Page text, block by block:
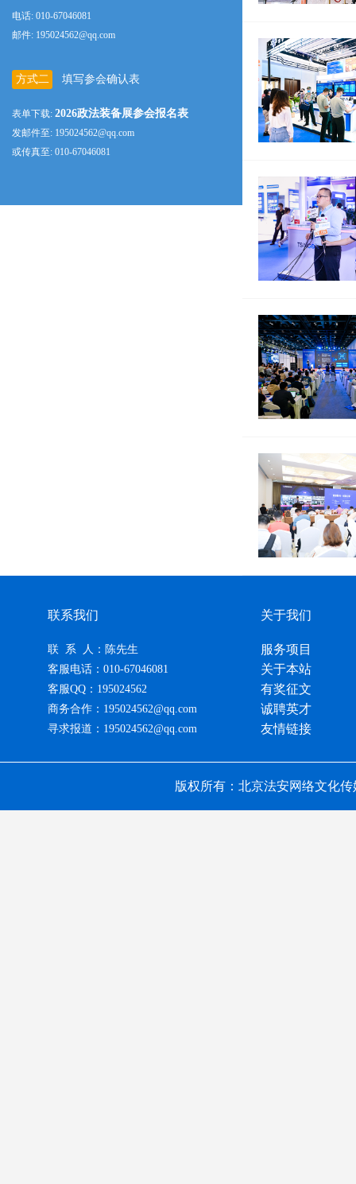
电话: 010-67046081
邮件: 195024562@qq.com
方式二 填写参会确认表
表单下载: 2026政法装备展参会报名表
发邮件至: 195024562@qq.com
或传真至: 010-67046081
联系我们
联 系 人：陈先生
客服电话：010-67046081
客服QQ：195024562
商务合作：195024562@qq.com
寻求报道：195024562@qq.com
关于我们
服务项目
关于本站
有奖征文
诚聘英才
友情链接
版权所有：北京法安网络文化